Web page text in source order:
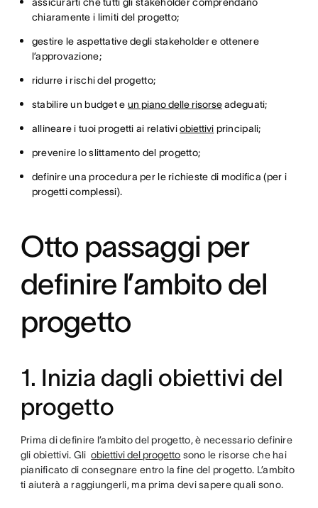
chiaramente i limiti del progetto;
gestire le aspettative degli stakeholder e ottenere
l’approvazione;
ridurre i rischi del progetto;
stabilire un budget e un piano delle risorseadeguati;
allineare i tuoi progetti ai relativiobiettivi principali;
prevenire lo slittamento del progetto;
definire una procedura per le richieste di modifica (per i
progetti complessi).
Otto passaggi per
definire l’ambito del
progetto
1. Inizia dagli obiettivi del
progetto
Prima di definire l’ambito del progetto, è necessario definire
gli obiettivi. Gliobiettivi del progetto sono le risorse che hai
pianificato di consegnare entro la fine del progetto. L’ambito
ti aiuterà a raggiungerli, ma prima devi sapere quali sono.